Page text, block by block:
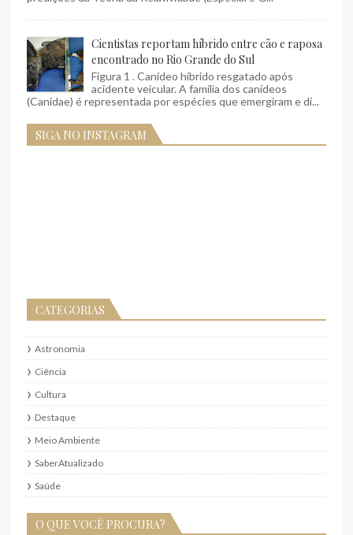
Cientistas reportam híbrido entre cão e raposa
encontrado no Rio Grande do Sul
Figura 1 . Canídeo híbrido resgatado após
acidente veicular. A família dos canídeos
(Canidae) é representada por espécies que emergiram e di...
SIGA NO INSTAGRAM
CATEGORIAS
Astronomia
Ciência
Cultura
Destaque
Meio Ambiente
SaberAtualizado
Saúde
O QUE VOCÊ PROCURA?